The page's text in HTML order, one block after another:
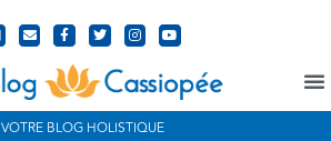
VOTRE BLOG HOLISTIQUE